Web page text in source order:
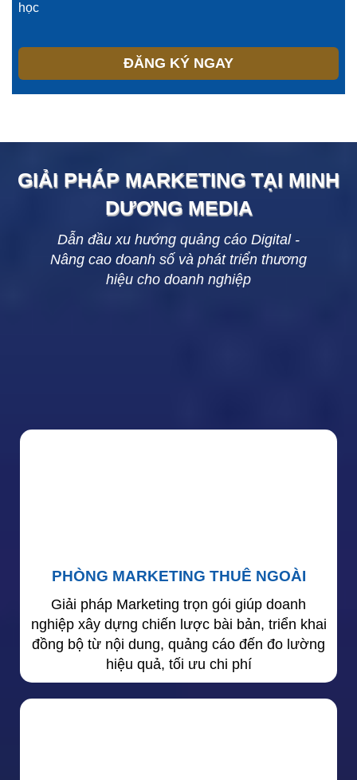
học
ĐĂNG KÝ NGAY
GIẢI PHÁP MARKETING TẠI MINH
DƯƠNGMEDIA
Dẫn đầu xu hướng quảng cáo Digital -
Nâng cao doanh số và phát triển thương
hiệu cho doanh nghiệp
PHÒNG MARKETING THUÊ NGOÀI
Giải pháp Marketing trọn gói giúp doanh
nghiệp xây dựng chiến lược bài bản, triển khai
đồng bộ từ nội dung, quảng cáo đến đo lường
hiệu quả, tối ưu chi phí